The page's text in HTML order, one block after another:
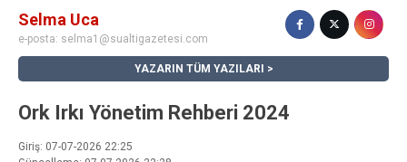
Selma Uca
e-posta: selma1@sualtigazetesi.com
YAZARIN TÜM YAZILARI
Ork Irkı Yönetim Rehberi 2024
Giriş: 07-07-2026 22:25